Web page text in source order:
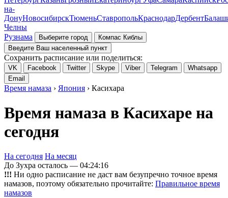
на-
ДонуНовосибирскТюменьСтавропольКраснодарДербент
Челны
Рузнама
Выберите город
Компас Киблы
Введите Ваш населенный пункт
Сохранить расписание или поделиться:
VK Facebook Twitter Skype Viber Telegram
Whatsapp
Email
Время намаза › Япония › Касихара
Время намаза в Касихаре на
сегодня
На сегодня На месяц
До Зухра осталось — 04:24:16
!!! Ни одно расписание не даст вам безупречно точное время
намазов, поэтому обязательно прочитайте: Правильное время
намазов